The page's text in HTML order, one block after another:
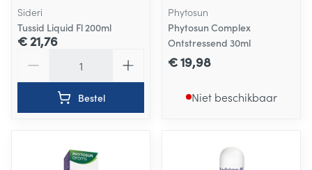
Sideri
Tussid Liquid Fl 200ml
€ 21,76
Bestel
Phytosun
Phytosun Complex
Ontstressend 30ml
€ 19,98
Niet beschikbaar